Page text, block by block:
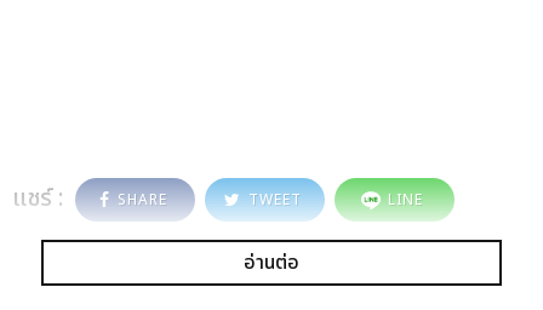
แชร์ : SHARE TWEET LINE
อ่านต่อ